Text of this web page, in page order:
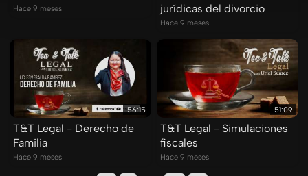
Hace 9 meses
jurídicas del divorcio
Hace 9 meses
56:15
T&T Legal - Derecho de
Familia
Hace 9 meses
51:09
T&T Legal - Simulaciones
fiscales
Hace 9 meses